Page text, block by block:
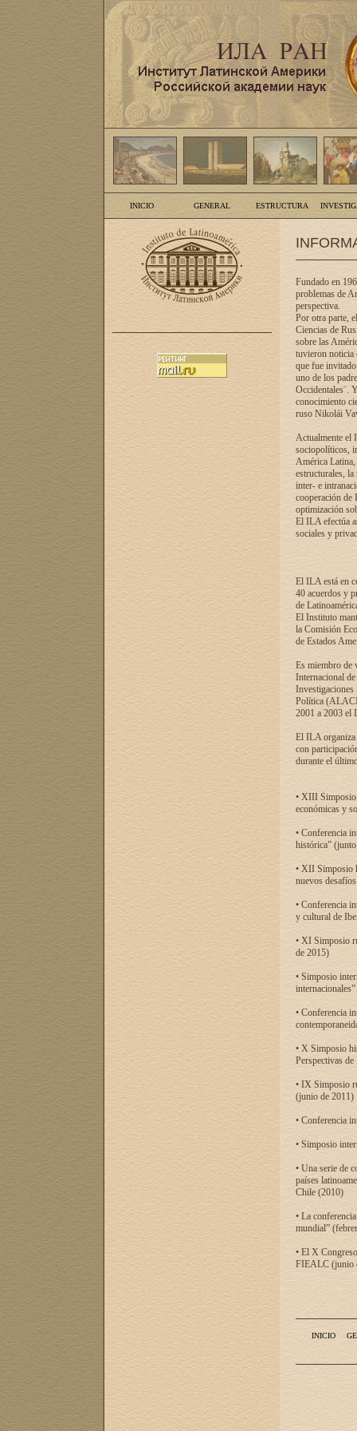
INICIO GENERAL ESTRUCTURA
Fundado en
problemas de
perspectiva.
Por otra parte,
Ciencias de
sobre las
tuvieron noticia
que fue
uno de los
Occidentales¨.
conocimiento
ruso Nikolái
Actualmente el
sociopolíticos,
América Latina,
estructurales,
inter- e
cooperación de
optimización
El ILA efectúa
sociales y
El ILA está en
40 acuerdos y
de
El Instituto
la Comisión
de Estados
Es miembro de
Internacional
Investigaciones
Política
2001 a 2003 el
El ILA organiza
con
durante el
• XIII Simposio
económicas y
• Conferencia
histórica”
• XII Simposio
nuevos
• Conferencia
y cultural de
• XI Simposio
de 2015)
• Simposio
• Conferencia
• X Simposio
Perspectivas
• IX Simposio
(junio de 2011)
• Conferencia
• Simposio
• Una serie de
países
Chile (2010)
• La
mundial”
• El X
FIEALC (junio
INICIO